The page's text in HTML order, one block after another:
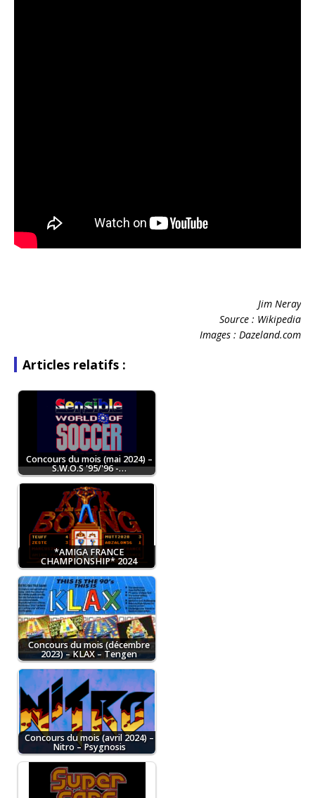
Jim Neray
Source : Wikipedia
Images : Dazeland.com
Articles relatifs :
Concours du mois (mai 2024) –
S.W.O.S '95/'96 -…
*AMIGA FRANCE
CHAMPIONSHIP* 2024
Concours du mois (décembre
2023) – KLAX – Tengen
Concours du mois (avril 2024) –
Nitro – Psygnosis